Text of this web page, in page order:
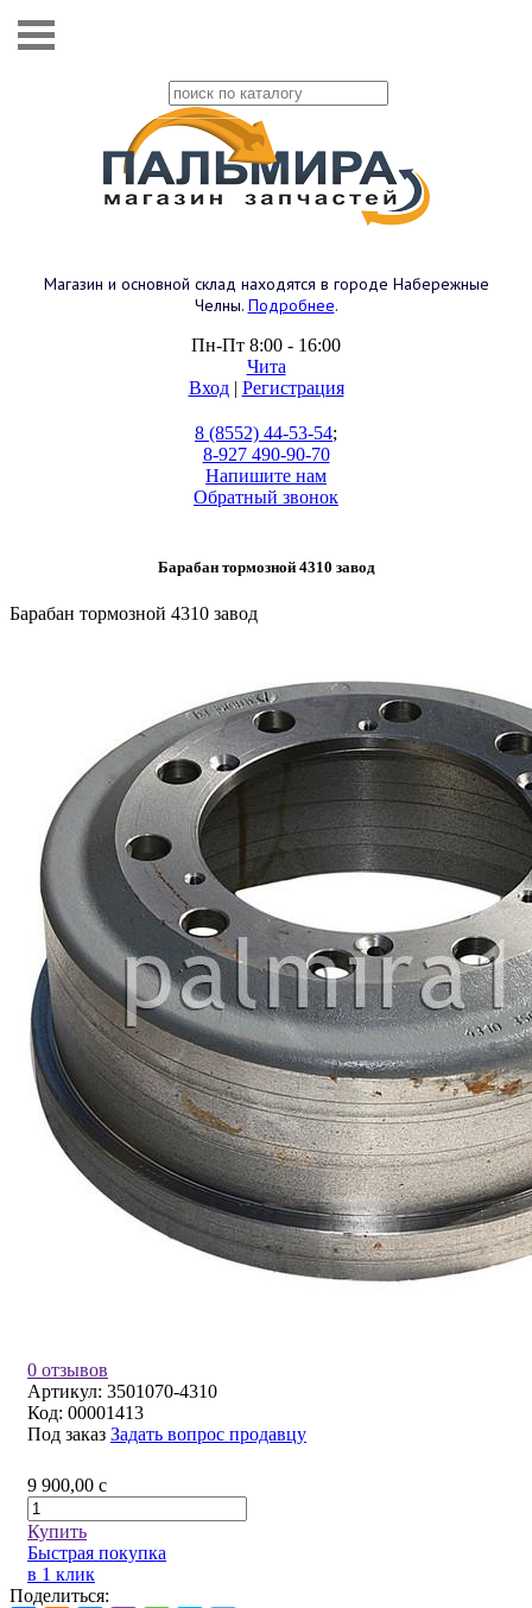
Магазин и основной склад находятся в городе Набережные
Челны. Подробнее.
Пн-Пт 8:00 - 16:00
Чита
Вход| Регистрация
8 (8552) 44-53-54;
8-927 490-90-70
Напишите нам
Обратный звонок
Барабан тормозной 4310 завод
Барабан тормозной 4310 завод
0 отзывов
Артикул: 3501070-4310
Код: 00001413
Под заказ Задать вопрос продавцу
9 900,00 c
Купить
Быстрая покупка
в 1 клик
Поделиться: